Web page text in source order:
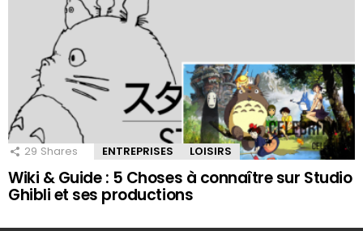
29 Shares ENTREPRISES LOISIRS
Wiki & Guide : 5 Choses à connaître sur Studio
Ghibli et ses productions